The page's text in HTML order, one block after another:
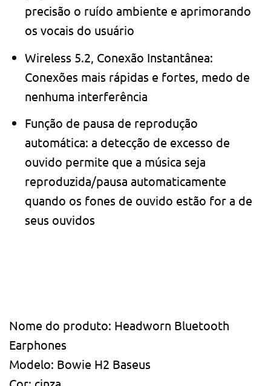
precisão o ruído ambiente e aprimorando
os vocais do usuário
Wireless 5.2, Conexão Instantânea:
Conexões mais rápidas e fortes, medo de
nenhuma interferência
Função de pausa de reprodução
automática: a detecção de excesso de
ouvido permite que a música seja
reproduzida/pausa automaticamente
quando os fones de ouvido estão for a de
seus ouvidos
Nome do produto: Headworn Bluetooth
Earphones
Modelo: Bowie H2 Baseus